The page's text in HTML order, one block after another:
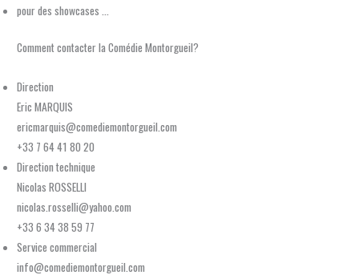
pour des showcases …
Comment contacter la Comédie Montorgueil?
Direction
Eric MARQUIS
ericmarquis@comediemontorgueil.com
+33 7 64 41 80 20
Direction technique
Nicolas ROSSELLI
nicolas.rosselli@yahoo.com
+33 6 34 38 59 77
Service commercial
info@comediemontorgueil.com